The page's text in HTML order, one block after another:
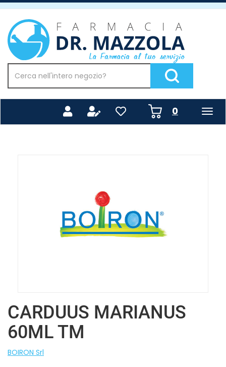
Passa
contenuto
principale
Farmacia
Mazzola
Prodotto
Cerca Prodotto
0prodotti
inseriti
CARDUUS MARIANUS
60ML TM
BOIRON Srl